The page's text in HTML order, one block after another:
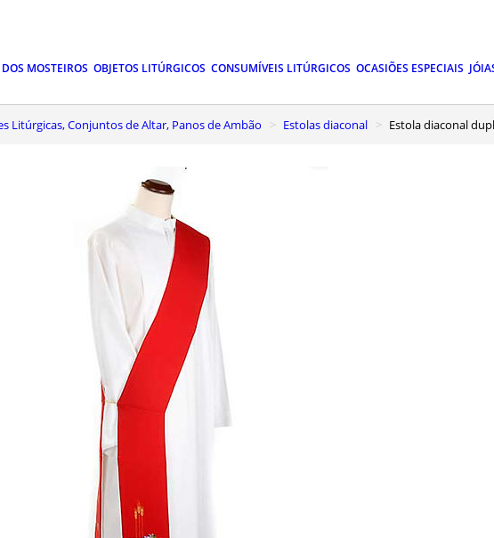
MOSTEIROS OBJETOS LITÚRGICOS CONSUMÍVEIS LITÚRGICOS OCASIÕES ESPECIAIS
Litúrgicas, Conjuntos de Altar, Panos de Ambão Estolas diaconal Estola diaconal